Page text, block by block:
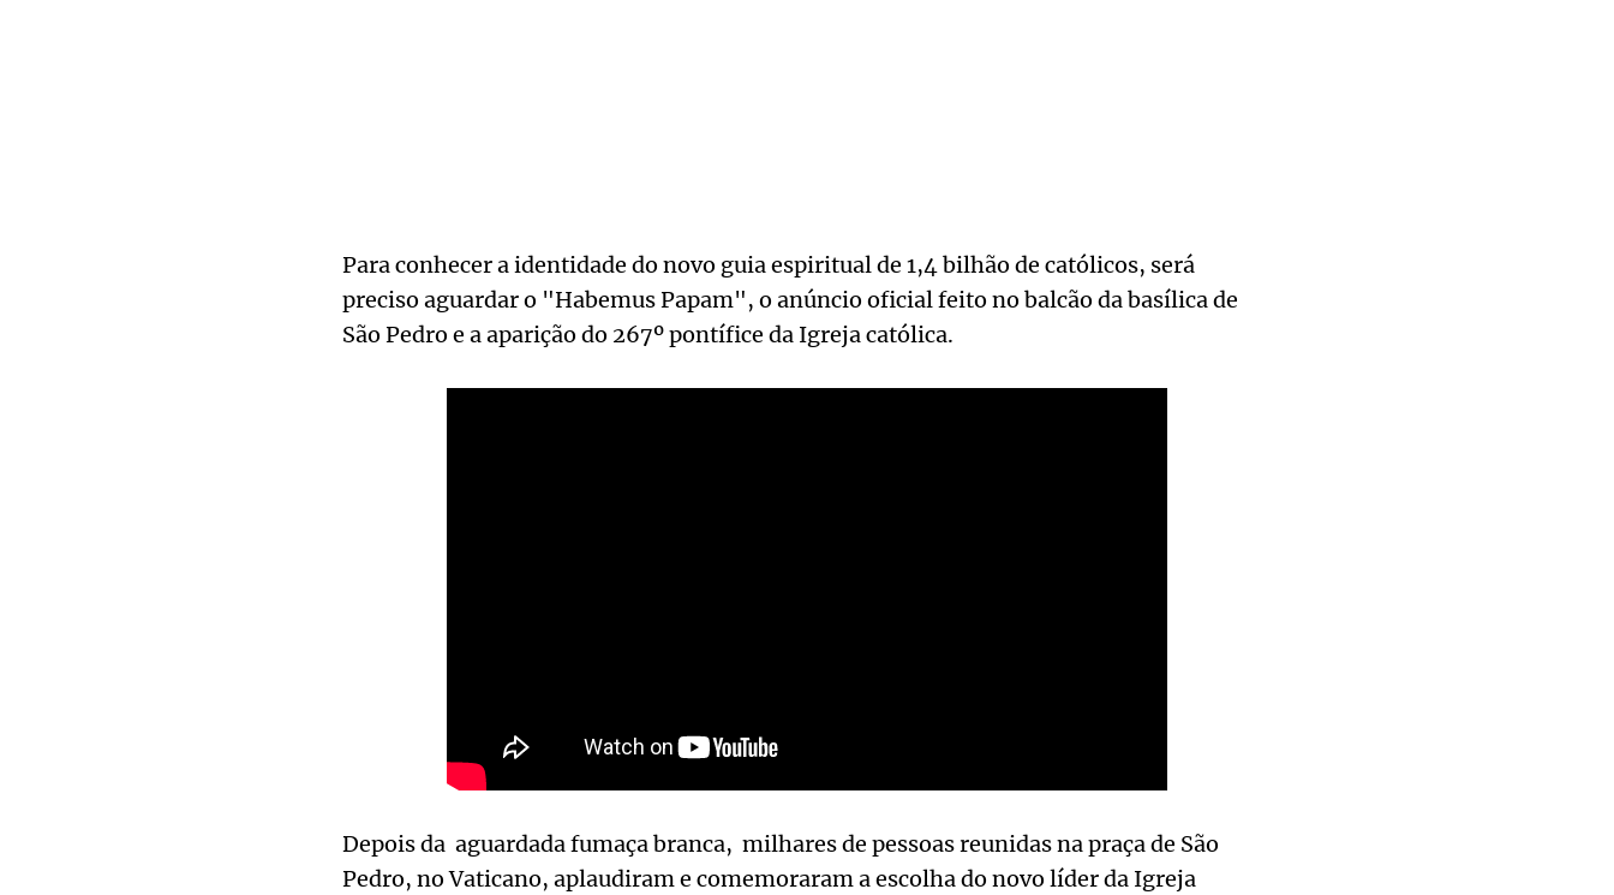
Para conhecer a identidade do novo guia espiritual de 1,4 bilhão de católicos, será
preciso aguardar o "Habemus Papam", o anúncio oficial feito no balcão da basílica de
São Pedro e a aparição do 267º pontífice da Igreja católica.
Depois da aguardada fumaça branca, milhares de pessoas reunidas na praça de São
Pedro, no Vaticano, aplaudiram e comemoraram a escolha do novo líder da Igreja